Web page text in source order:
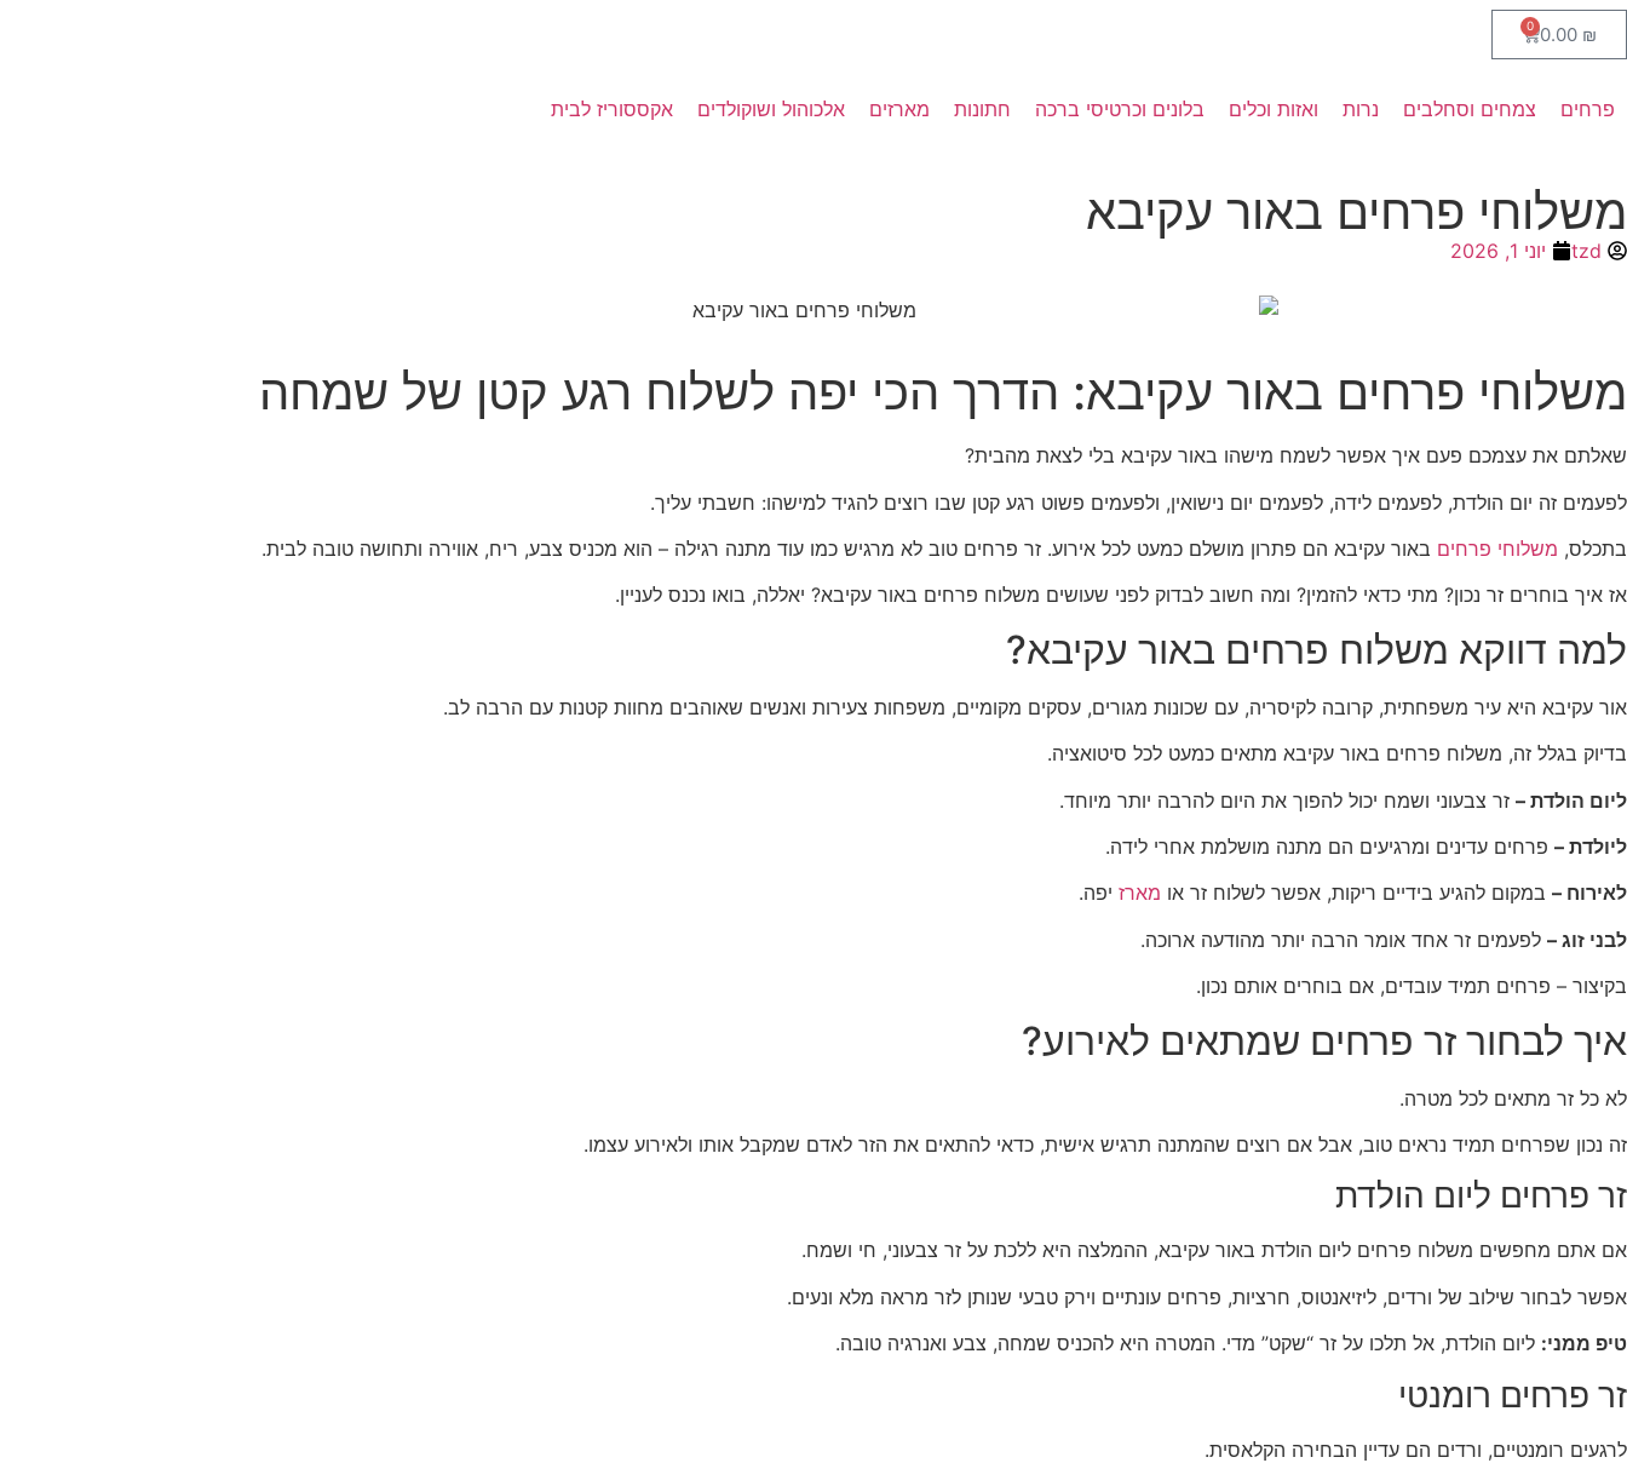
0.00 ₪
0
פרחים צמחים וסחלבים נרות ואזות וכלים בלונים וכרטיסי ברכה חתונות מארזים אלכוהול ושוקולדים אקססוריז לבית
משלוחי פרחים באור עקיבא
tzd יוני 1, 2026
משלוחי פרחים באור עקיבא: הדרך הכי יפה לשלוח רגע קטן של שמחה
שאלתם את עצמכם פעם איך אפשר לשמח מישהו באור עקיבא בלי לצאת מהבית?
לפעמים זה יום הולדת, לפעמים לידה, לפעמים יום נישואין, ולפעמים פשוט רגע קטן שבו רוצים להגיד למישהו: חשבתי עליך.
בתכלס, משלוחי פרחים באור עקיבא הם פתרון מושלם כמעט לכל אירוע. זר פרחים טוב לא מרגיש כמו עוד מתנה רגילה – הוא מכניס צבע, ריח, אווירה ותחושה טובה לבית.
אז איך בוחרים זר נכון? מתי כדאי להזמין? ומה חשוב לבדוק לפני שעושים משלוח פרחים באור עקיבא? יאללה, בואו נכנס לעניין.
למה דווקא משלוח פרחים באור עקיבא?
אור עקיבא היא עיר משפחתית, קרובה לקיסריה, עם שכונות מגורים, עסקים מקומיים, משפחות צעירות ואנשים שאוהבים מחוות קטנות עם הרבה לב.
בדיוק בגלל זה, משלוח פרחים באור עקיבא מתאים כמעט לכל סיטואציה.
ליום הולדת – זר צבעוני ושמח יכול להפוך את היום להרבה יותר מיוחד.
ליולדת – פרחים עדינים ומרגיעים הם מתנה מושלמת אחרי לידה.
לאירוח – במקום להגיע בידיים ריקות, אפשר לשלוח זר או מארז יפה.
לבני זוג – לפעמים זר אחד אומר הרבה יותר מהודעה ארוכה.
בקיצור – פרחים תמיד עובדים, אם בוחרים אותם נכון.
איך לבחור זר פרחים שמתאים לאירוע?
לא כל זר מתאים לכל מטרה.
זה נכון שפרחים תמיד נראים טוב, אבל אם רוצים שהמתנה תרגיש אישית, כדאי להתאים את הזר לאדם שמקבל אותו ולאירוע עצמו.
זר פרחים ליום הולדת
אם אתם מחפשים משלוח פרחים ליום הולדת באור עקיבא, ההמלצה היא ללכת על זר צבעוני, חי ושמח.
אפשר לבחור שילוב של ורדים, ליזיאנטוס, חרציות, פרחים עונתיים וירק טבעי שנותן לזר מראה מלא ונעים.
טיפ ממני: ליום הולדת, אל תלכו על זר “שקט” מדי. המטרה היא להכניס שמחה, צבע ואנרגיה טובה.
זר פרחים רומנטי
לרגעים רומנטיים, ורדים הם עדיין הבחירה הקלאסית.